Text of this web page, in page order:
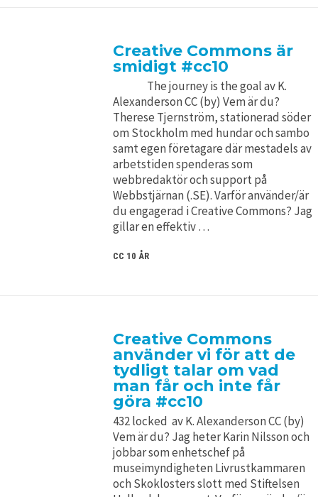
Creative Commons är
smidigt #cc10
The journey is the goal av K.
Alexanderson CC (by) Vem är du?
Therese Tjernström, stationerad söder
om Stockholm med hundar och sambo
samt egen företagare där mestadels av
arbetstiden spenderas som
webbredaktör och support på
Webbstjärnan (.SE). Varför använder/är
du engagerad i Creative Commons? Jag
gillar en effektiv …
CC 10 ÅR
Creative Commons
använder vi för att de
tydligt talar om vad
man får och inte får
göra #cc10
432 locked av K. Alexanderson CC (by)
Vem är du? Jag heter Karin Nilsson och
jobbar som enhetschef på
museimyndigheten Livrustkammaren
och Skoklosters slott med Stiftelsen